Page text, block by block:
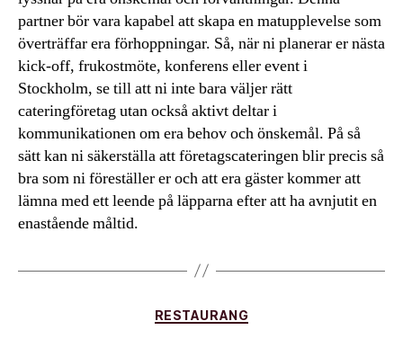
partner bör vara kapabel att skapa en matupplevelse som
överträffar era förhoppningar. Så, när ni planerar er nästa
kick-off, frukostmöte, konferens eller event i
Stockholm, se till att ni inte bara väljer rätt
cateringföretag utan också aktivt deltar i
kommunikationen om era behov och önskemål. På så
sätt kan ni säkerställa att företagscateringen blir precis så
bra som ni föreställer er och att era gäster kommer att
lämna med ett leende på läpparna efter att ha avnjutit en
enastående måltid.
Kategorier
RESTAURANG